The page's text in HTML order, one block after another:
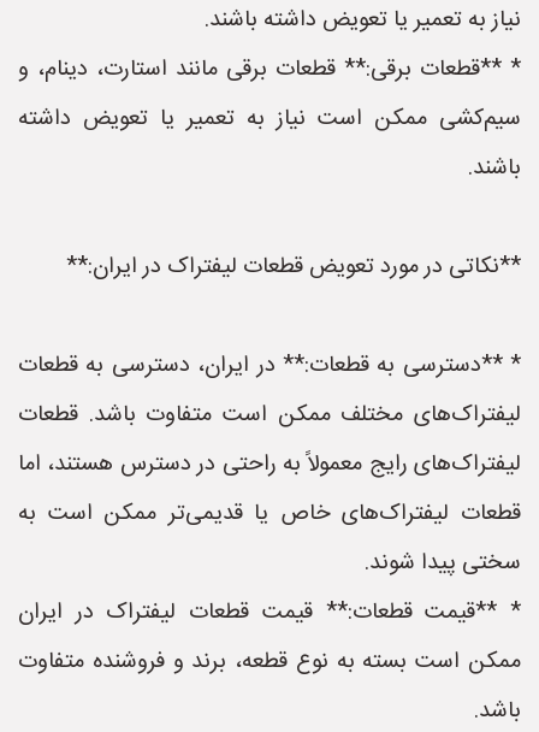
نیاز به تعمیر یا تعویض داشته باشند.
* **قطعات برقی:** قطعات برقی مانند استارت، دینام، و
سیم‌کشی ممکن است نیاز به تعمیر یا تعویض داشته
باشند.
**نکاتی در مورد تعویض قطعات لیفتراک در ایران:**
* **دسترسی به قطعات:** در ایران، دسترسی به قطعات
لیفتراک‌های مختلف ممکن است متفاوت باشد. قطعات
لیفتراک‌های رایج معمولاً به راحتی در دسترس هستند، اما
قطعات لیفتراک‌های خاص یا قدیمی‌تر ممکن است به
سختی پیدا شوند.
* **قیمت قطعات:** قیمت قطعات لیفتراک در ایران
ممکن است بسته به نوع قطعه، برند و فروشنده متفاوت
باشد.